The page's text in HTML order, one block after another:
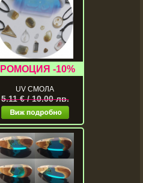
UV СМОЛА
5.11 € / 10.00 лв.